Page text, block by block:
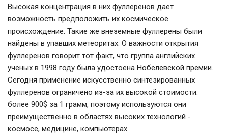
Высокая концентрация в них фуллеренов дает
возможность предположить их космическоё
происхождение. Такие же внеземные фуллерены были
найдены в упавших метеоритах. О важности открытия
фуллеренов говорит тот факт, что группа английских
ученых в 1998 году была удостоена Нобелевской премии.
Сегодня применение искусственно синтезированных
фуллеренов ограничено из-за их высокой стоимости:
более 900$ за 1 грамм, поэтому используются они
преимущественно в областях высоких технологий -
космосе, медицине, компьютерах.